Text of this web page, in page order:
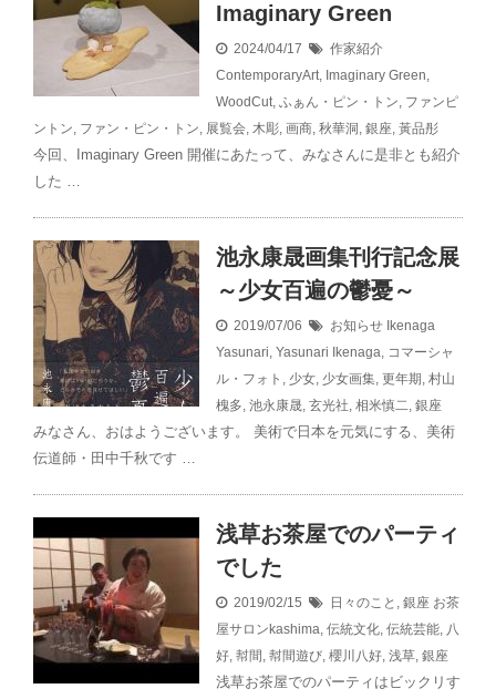
Imaginary Green
2024/04/17
作家紹介
ContemporaryArt, Imaginary Green,
WoodCut, ふぁん・ピン・トン, ファンピ
ントン, ファン・ピン・トン, 展覧会, 木彫, 画商, 秋華洞 , 銀座, 黃品彤
今回、Imaginary Green 開催にあたって、みなさんに是非とも紹介
した …
池永康晟画集刊行記念展
～少女百遍の鬱憂～
2019/07/06 お知らせ Ikenaga
Yasunari, Yasunari Ikenaga, コマーシャ
ル・フォト , 少女, 少女画集, 更年期 , 村山
槐多, 池永康晟, 玄光社, 相米慎二, 銀座
みなさん、おはようございます。 美術で日本を元気にする、美術
伝道師・田中千秋です …
浅草お茶屋でのパーティ
でした
2019/02/15 日々のこと , 銀座 お茶
屋サロンkashima, 伝統文化, 伝統芸能, 八
好, 幇間 , 幇間遊び, 櫻川八好, 浅草, 銀座
浅草お茶屋でのパーティはビックリす